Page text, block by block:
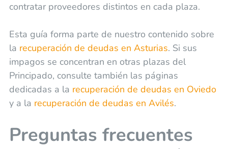
contratar proveedores distintos en cada plaza.
Esta guía forma parte de nuestro contenido sobre
la recuperación de deudas en Asturias. Si sus
impagos se concentran en otras plazas del
Principado, consulte también las páginas
dedicadas a la recuperación de deudas en Oviedo
y a la recuperación de deudas en Avilés.
Preguntas frecuentes